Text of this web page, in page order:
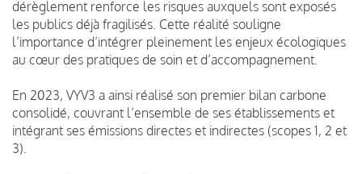
dérèglement renforce les risques auxquels sont exposés
les publics déjà fragilisés. Cette réalité souligne
l’importance d’intégrer pleinement les enjeux écologiques
au cœur des pratiques de soin et d’accompagnement.
En 2023, VYV3 a ainsi réalisé son premier bilan carbone
consolidé, couvrant l’ensemble de ses établissements et
intégrant ses émissions directes et indirectes (scopes 1, 2 et
3).